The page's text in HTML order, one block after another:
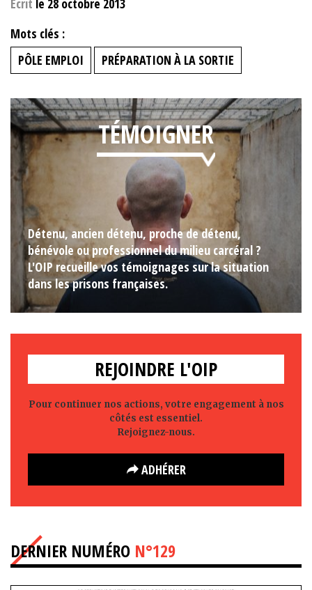
Mots clés :
PÔLE EMPLOI
PRÉPARATION À LA SORTIE
TÉMOIGNER
Détenu, ancien détenu, proche de détenu,
bénévole ou professionnel du milieu carcéral ?
L'OIP recueille vos témoignages sur la situation
dans les prisons françaises.
REJOINDRE L'OIP
Pour continuer nos actions, votre engagement à nos
côtés est essentiel.
Rejoignez-nous.
ADHÉRER
DERNIER NUMÉRO N°129